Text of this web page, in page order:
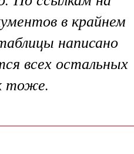
в крайнем
написано
всех остальных
тоже.